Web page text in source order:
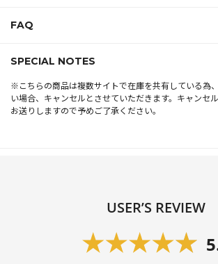
FAQ
SPECIAL NOTES
※こちらの商品は複数サイトで在庫を共有している為
い場合、キャンセルとさせていただきます。キャンセ
お送りしますので予めご了承ください。
USER’S REVIEW